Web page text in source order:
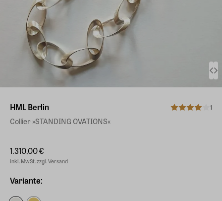
HML Berlin 1
Collier »STANDING OVATIONS«
1.310,00 €
inkl. MwSt. zzgl. Versand
Variante: